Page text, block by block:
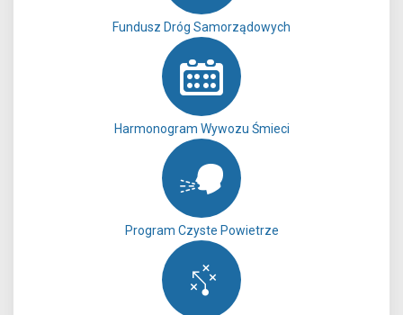
Fundusz Dróg Samorządowych
Harmonogram Wywozu Śmieci
Program Czyste Powietrze